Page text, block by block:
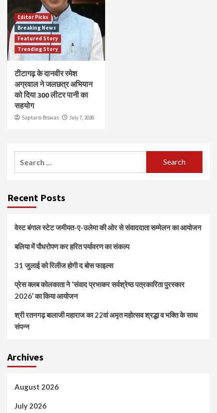
Editor Picks
Breaking News
Featured Story
Trending Story
टीटागढ़ के दानवीर रमेश
अग्रवाल ने जलछत्र अभियान
को दिया 300 लीटर पानी का
सहयोग
Saptarsi Biswas July 7, 2026
Recent Posts
वेस्ट बंगाल स्टेट जमीयत-ए-उलेमा की ओर से संवाददाता सम्मेलन का आयोजन
बलिया में पौधरोपण कर हरित पर्यावरण का संकल्प
31 जुलाई को रिलीज होगी द बोस फाइल्स
प्रेस क्लब कोलकाता ने ‘संवाद प्रभाकर सर्वश्रेष्ठ पत्रकारिता पुरस्कार
2026’ का किया आयोजन
श्री रतनगढ़ बालाजी महाराज का 22वां अमृत महोत्सव श्रद्धा व भक्ति के साथ
संपन्न
Archives
August 2026
July 2026